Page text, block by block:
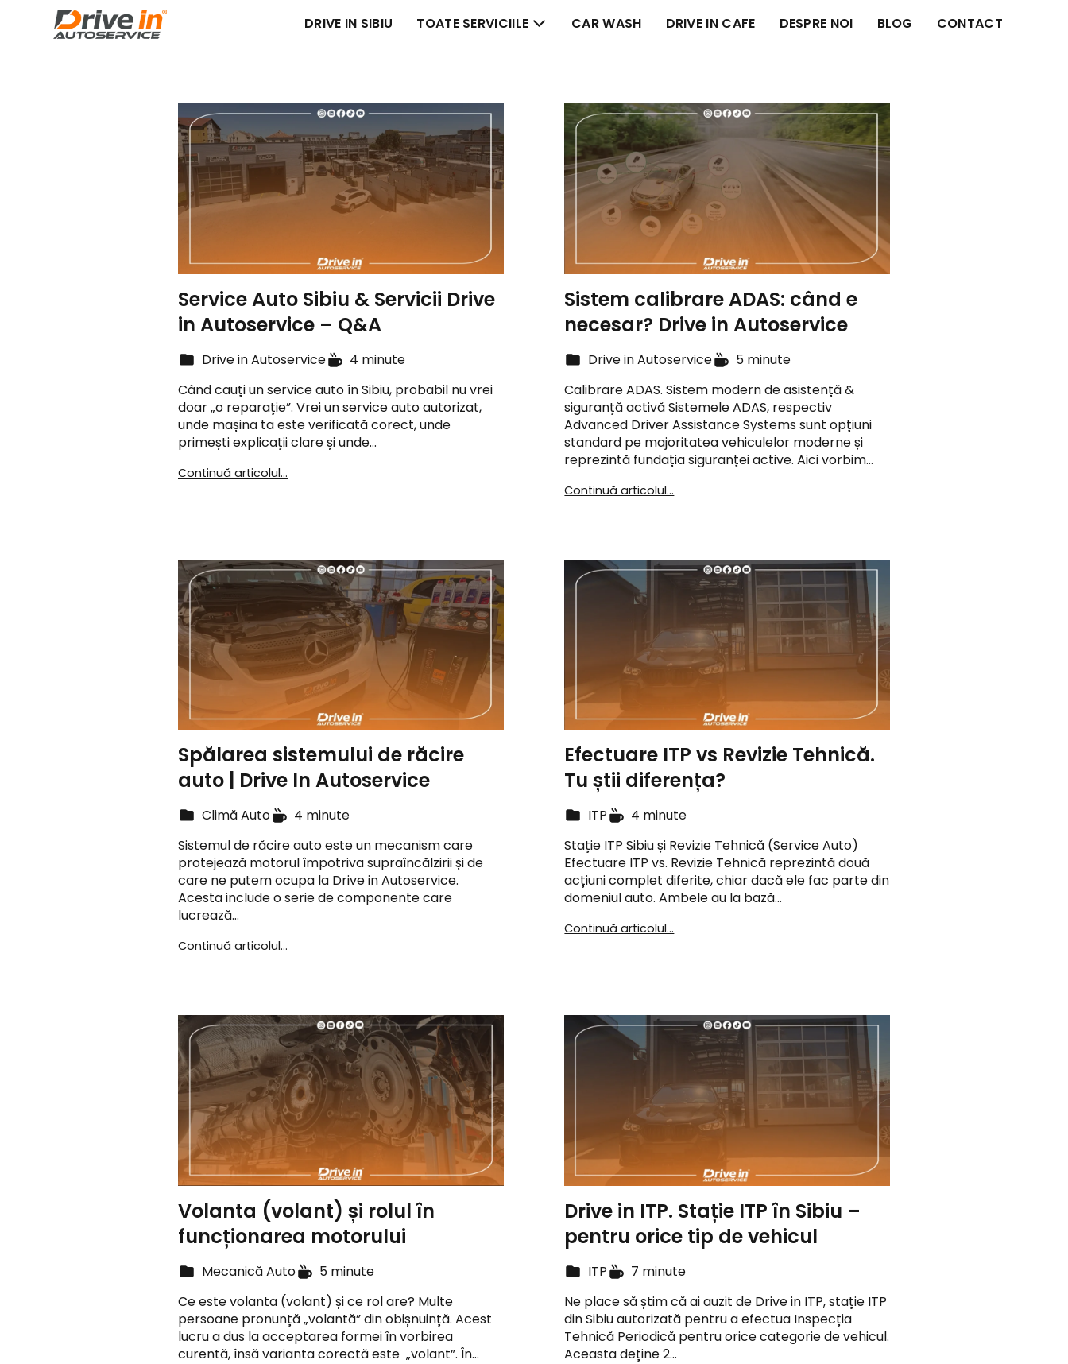
DRIVE IN SIBIU TOATE SERVICIILE CAR WASH DRIVE IN CAFE DESPRE NOI BLOG CONTACT
Service Auto Sibiu & Servicii Drive
in Autoservice – Q&A
Drive in Autoservice
4 minute
Când cauți un service auto în Sibiu, probabil nu vrei
doar „o reparație”. Vrei un service auto autorizat,
unde mașina ta este verificată corect, unde
primești explicații clare și unde…
Continuă articolul...
Sistem calibrare ADAS: când e
necesar? Drive in Autoservice
Drive in Autoservice
5 minute
Calibrare ADAS. Sistem modern de asistență &
siguranță activă Sistemele ADAS, respectiv
Advanced Driver Assistance Systems sunt opțiuni
standard pe majoritatea vehiculelor moderne și
reprezintă fundația siguranței active. Aici vorbim…
Continuă articolul...
Spălarea sistemului de răcire
auto | Drive In Autoservice
Climă Auto
4 minute
Sistemul de răcire auto este un mecanism care
protejează motorul împotriva supraîncălzirii și de
care ne putem ocupa la Drive in Autoservice.
Acesta include o serie de componente care
lucrează…
Continuă articolul...
Efectuare ITP vs Revizie Tehnică.
Tu știi diferența?
ITP
4 minute
Stație ITP Sibiu și Revizie Tehnică (Service Auto)
Efectuare ITP vs. Revizie Tehnică reprezintă două
acțiuni complet diferite, chiar dacă ele fac parte din
domeniul auto. Ambele au la bază…
Continuă articolul...
Volanta (volant) și rolul în
funcționarea motorului
Mecanică Auto
5 minute
Ce este volanta (volant) și ce rol are? Multe
persoane pronunță „volantă” din obișnuință. Acest
lucru a dus la acceptarea formei în vorbirea
curentă, însă varianta corectă este „volant”. În…
Drive in ITP. Stație ITP în Sibiu –
pentru orice tip de vehicul
ITP
7 minute
Ne place să știm că ai auzit de Drive in ITP, stație ITP
din Sibiu autorizată pentru a efectua Inspecția
Tehnică Periodică pentru orice categorie de vehicul.
Aceasta deține 2…